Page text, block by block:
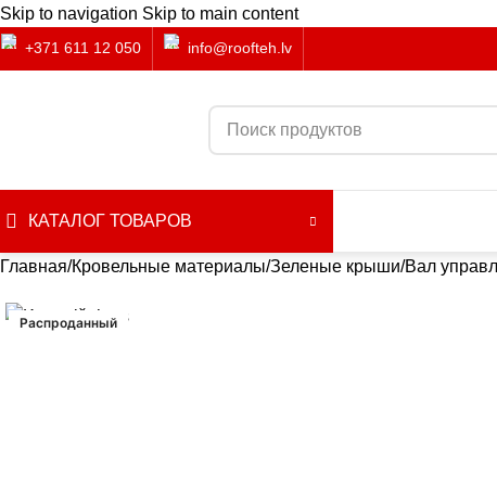
Skip to navigation Skip to main content
+371 611 12 050 info@roofteh.lv
КАТАЛОГ ТОВАРОВ
Главная Кровельные материалы Зеленые крыши Вал
Распроданный